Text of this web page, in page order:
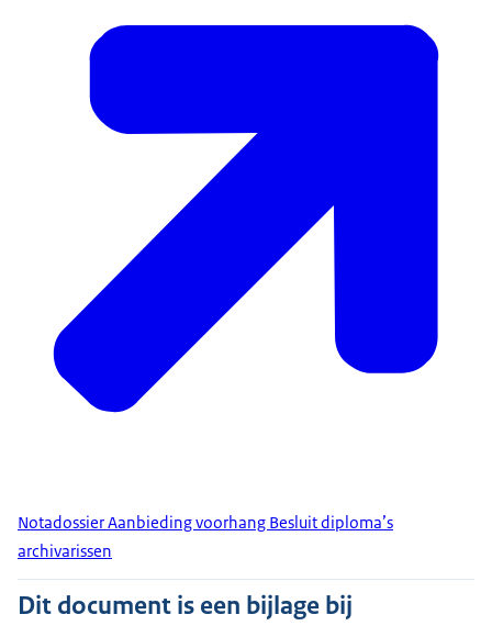
Notadossier Aanbieding voorhang Besluit diploma’s
archivarissen
Dit document is een bijlage bij